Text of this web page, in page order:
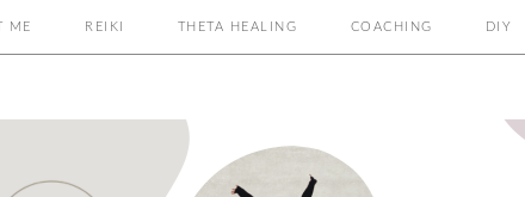
ME REIKI THETA HEALING COACHING DIY